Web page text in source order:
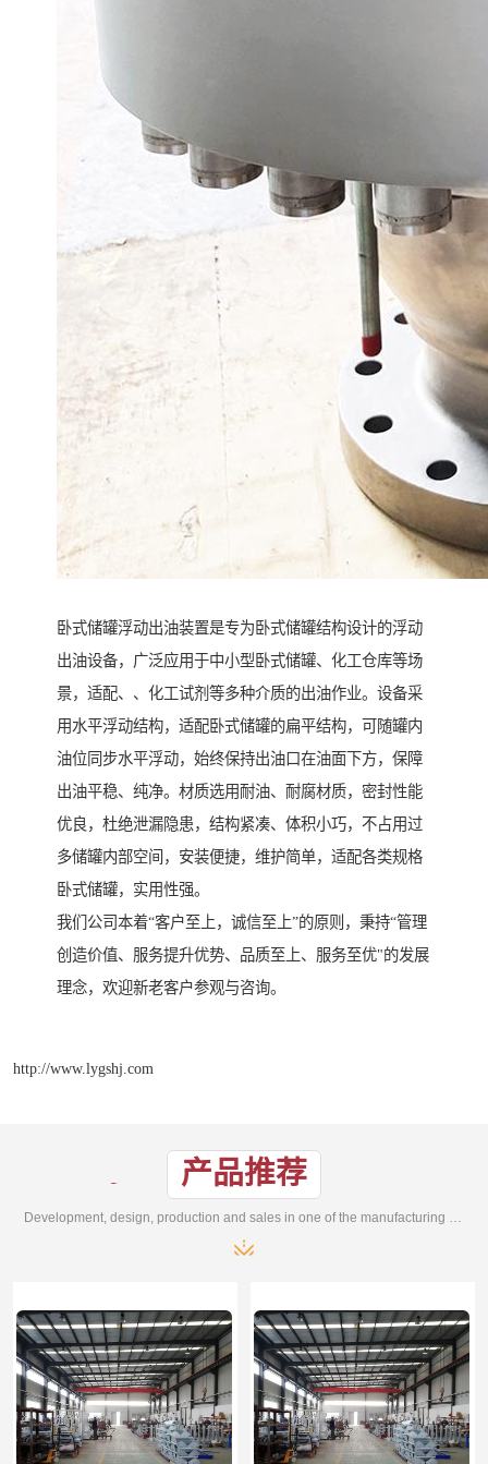
卧式储罐浮动出油装置是专为卧式储罐结构设计的浮动
出油设备，广泛应用于中小型卧式储罐、化工仓库等场
景，适配、、化工试剂等多种介质的出油作业。设备采
用水平浮动结构，适配卧式储罐的扁平结构，可随罐内
油位同步水平浮动，始终保持出油口在油面下方，保障
出油平稳、纯净。材质选用耐油、耐腐材质，密封性能
优良，杜绝泄漏隐患，结构紧凑、体积小巧，不占用过
多储罐内部空间，安装便捷，维护简单，适配各类规格
卧式储罐，实用性强。
我们公司本着“客户至上，诚信至上”的原则，秉持“管理
创造价值、服务提升优势、品质至上、服务至优"的发展
理念，欢迎新老客户参观与咨询。
http://www.lygshj.com
产品推荐
Development, design, production and sales in one of the manufacturing enterprises